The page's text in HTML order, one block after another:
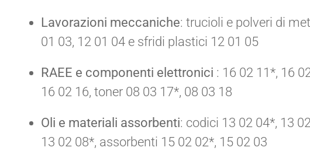
Lavorazioni meccaniche: trucioli e polveri di
01 03, 12 01 04 e sfridi plastici 12 01 05
RAEE e componenti elettronici : 16 02 11*, 16
16 02 16, toner 08 03 17*, 08 03 18
Oli e materiali assorbenti: codici 13 02 04*, 13
13 02 08*, assorbenti 15 02 02*, 15 02 03